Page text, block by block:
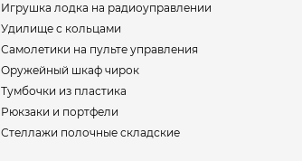
Игрушка лодка на радиоуправлении
Удилище с кольцами
Самолетики на пульте управления
Оружейный шкаф чирок
Тумбочки из пластика
Рюкзаки и портфели
Стеллажи полочные складские